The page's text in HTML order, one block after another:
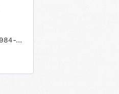
Jeep Cherokee (XJ) (1984-2001)